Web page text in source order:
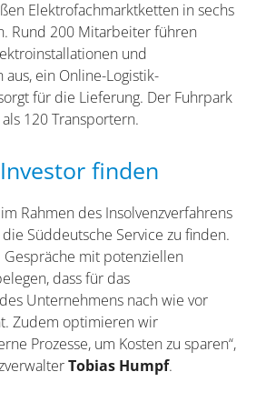
Elektrofachmarktketten in sechs
Rund 200 Mitarbeiter führen
und
ein Online-Logistik-
für die Lieferung. Der Fuhrpark
120 Transportern.
finden
Rahmen des Insolvenzverfahrens
Süddeutsche Service zu finden.
mit potenziellen
dass für das
Unternehmens nach wie vor
Zudem optimieren wir
Prozesse, um Kosten zu sparen“,
Tobias Humpf.